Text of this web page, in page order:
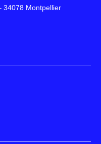
34078 Montpellier